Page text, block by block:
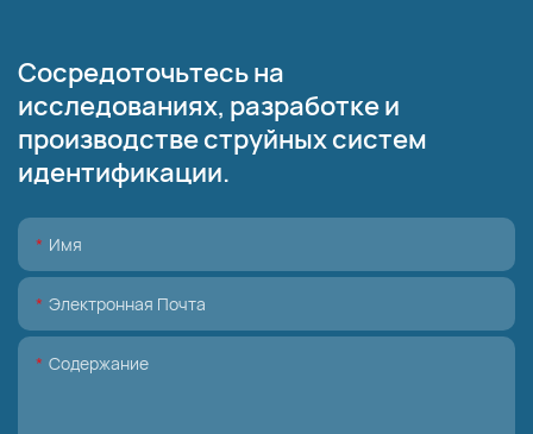
Сосредоточьтесь на
исследованиях, разработке и
производстве струйных систем
идентификации.
Имя
Электронная Почта
Содержание